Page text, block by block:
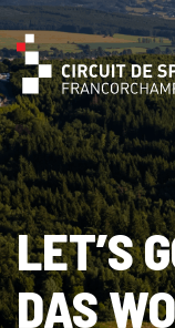
LET’S
DAS